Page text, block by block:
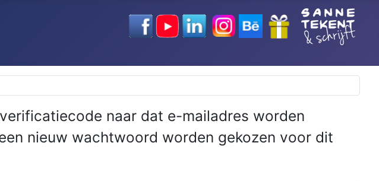
naar dat e-mailadres worden
nieuw wachtwoord worden gekozen voor dit